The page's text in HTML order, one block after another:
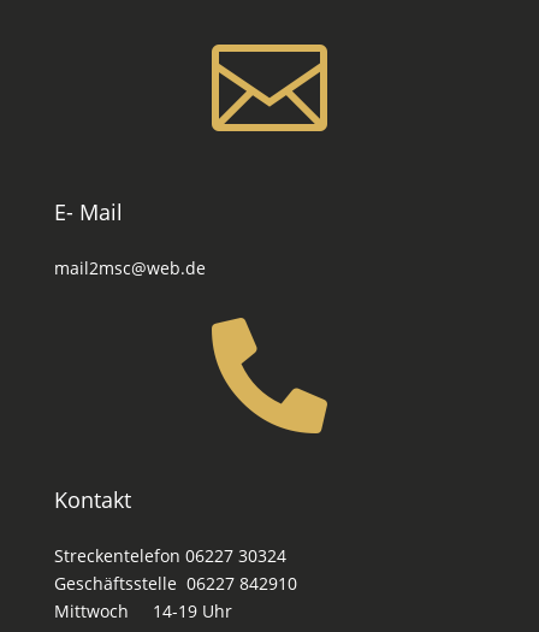

E- Mail
mail2msc@web.de

Kontakt
Streckentelefon 06227 30324
Geschäftsstelle 06227 842910
Mittwoch 14-19 Uhr